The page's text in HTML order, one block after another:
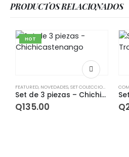
PRODUCTOS RELACIONADOS
HOT
FEATURED, NOVEDADES,SET COLECCIONES SET
Set de 3 piezas – Chichicastenango
Q135.00 Q